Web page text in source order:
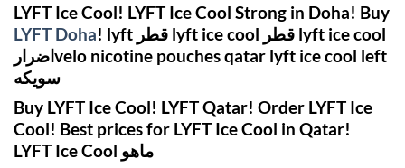
LYFT Ice Cool! LYFT Ice Cool Strong in Doha! Buy
LYFT Doha! lyft قطر lyft ice cool قطر lyft ice cool
اضرارvelo nicotine pouches qatar lyft ice cool left
سويكه
Buy LYFT Ice Cool! LYFT Qatar! Order LYFT Ice
Cool! Best prices for LYFT Ice Cool in Qatar!